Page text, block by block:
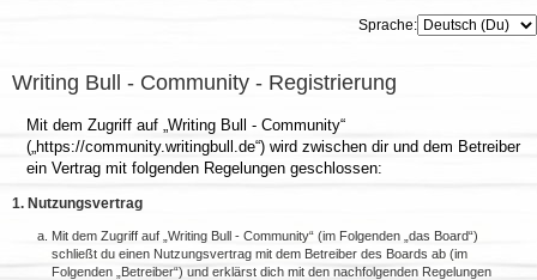
Sprache:
Writing Bull - Community - Registrierung
Mit dem Zugriff auf „Writing Bull - Community“
(„https://community.writingbull.de“) wird zwischen dir und dem Betreiber
ein Vertrag mit folgenden Regelungen geschlossen:
1. Nutzungsvertrag
Mit dem Zugriff auf „Writing Bull - Community“ (im Folgenden „das Board“)
schließt du einen Nutzungsvertrag mit dem Betreiber des Boards ab (im
Folgenden „Betreiber“) und erklärst dich mit den nachfolgenden Regelungen